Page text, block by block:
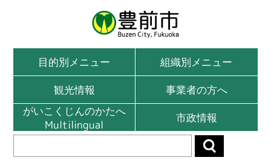
目的別メニュー
組織別メニュー
観光情報
事業者の方へ
がいこくじんのかたへ
Multilingual
市政情報